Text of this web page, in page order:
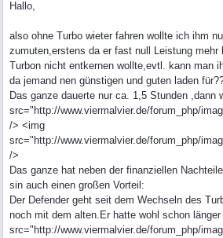
Hallo,
also ohne Turbo wieter fahren wollte ich ihm
zumuten,erstens da er fast null Leistung mehr
Turbon nicht entkernen wollte,evtl. kann man
da jemand nen günstigen und guten laden
Das ganze dauerte nur ca. 1,5 Stunden ,dann
src="http://www.viermalvier.de/forum_php/
/> <img
src="http://www.viermalvier.de/forum_php/
/>
Das ganze hat neben der finanziellen
sin auch einen großen Vorteil:
Der Defender geht seit dem Wechseln des
noch mit dem alten.Er hatte wohl schon
src="http://www.viermalvier.de/forum_php/